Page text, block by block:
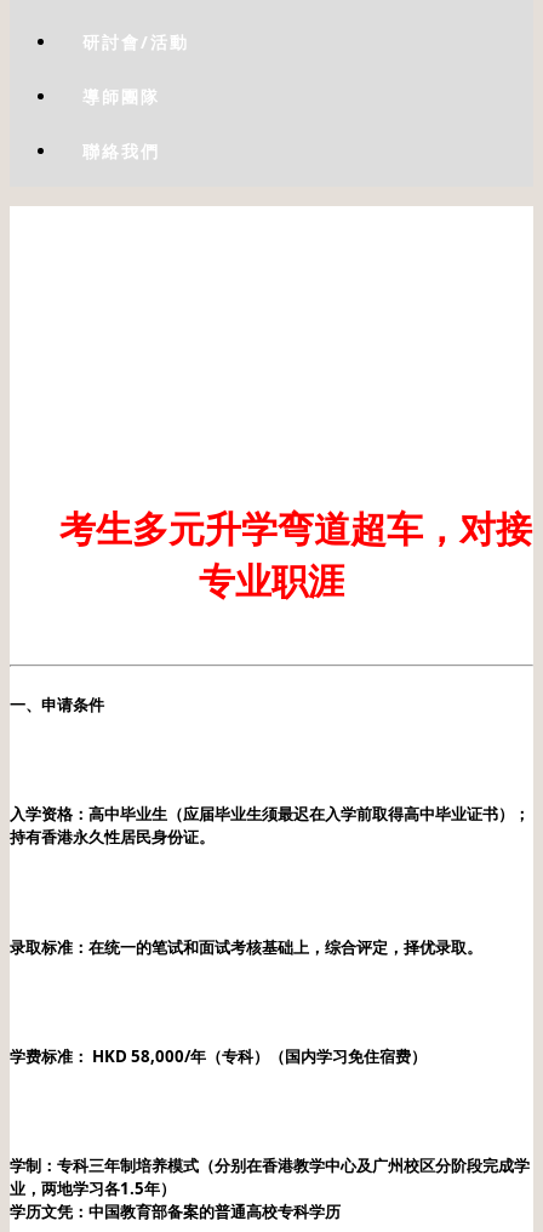
研討會/活動
導師團隊
聯絡我們
考生多元升学弯道超车，对接
专业职涯
一、申请条件
入学资格：高中毕业生（应届毕业生须最迟在入学前取得高中毕业证书）；
持有香港永久性居民身份证。
录取标准：在统一的笔试和面试考核基础上，综合评定，择优录取。
学费标准： HKD 58,000/年（专科）（国内学习免住宿费）
学制：专科三年制培养模式（分别在香港教学中心及广州校区分阶段完成学
业，两地学习各1.5年）
学历文凭：中国教育部备案的普通高校专科学历